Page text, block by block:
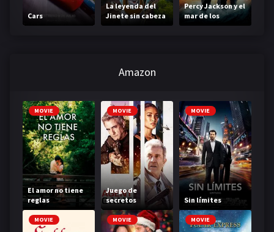
Cars
La leyenda del
Jinete sin cabeza
Percy Jackson y el
mar de los
monstruos
Amazon
MOVIE
El amor no tiene
reglas
MOVIE
Juego de
secretos
MOVIE
Sin límites
MOVIE MOVIE MOVIE